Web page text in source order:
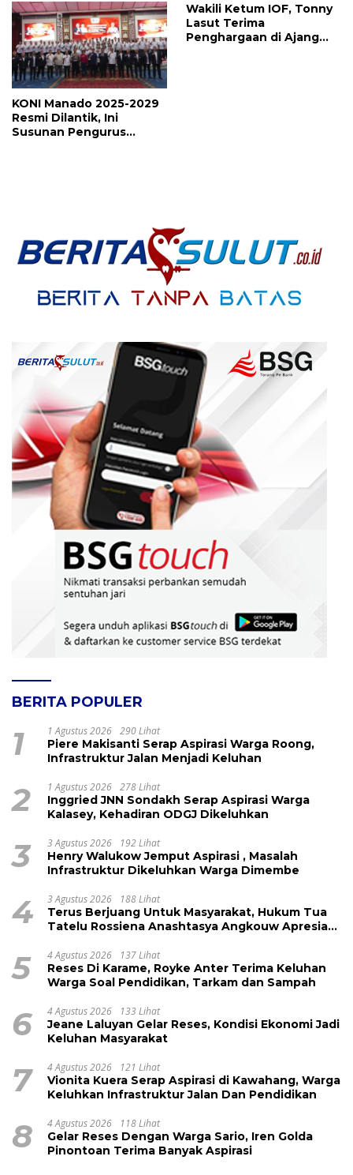
KONI Manado 2025-2029
Resmi Dilantik, Ini
Susunan Pengurus
Wakili Ketum IOF, Tonny
Lasut Terima
Penghargaan di Ajang
BERITA POPULER
1 1 Agustus 2026 290 Lihat
Piere Makisanti Serap Aspirasi Warga Roong,
Infrastruktur Jalan Menjadi Keluhan
2 1 Agustus 2026 278 Lihat
Inggried JNN Sondakh Serap Aspirasi Warga
Kalasey, Kehadiran ODGJ Dikeluhkan
3 3 Agustus 2026 192 Lihat
Henry Walukow Jemput Aspirasi , Masalah
Infrastruktur Dikeluhkan Warga Dimembe
4 3 Agustus 2026 188 Lihat
Terus Berjuang Untuk Masyarakat, Hukum Tua
Tatelu Rossiena Anashtasya Angkouw Apresiasi
5 4 Agustus 2026 137 Lihat
Reses Di Karame, Royke Anter Terima Keluhan
Warga Soal Pendidikan, Tarkam dan Sampah
6 4 Agustus 2026 133 Lihat
Jeane Laluyan Gelar Reses, Kondisi Ekonomi Jadi
Keluhan Masyarakat
7 4 Agustus 2026 121 Lihat
Vionita Kuera Serap Aspirasi di Kawahang, Warga
Keluhkan Infrastruktur Jalan Dan Pendidikan
8 4 Agustus 2026 118 Lihat
Gelar Reses Dengan Warga Sario, Iren Golda
Pinontoan Terima Banyak Aspirasi